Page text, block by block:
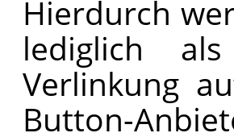
Hierdurch
lediglich
Verlinkung
Button-